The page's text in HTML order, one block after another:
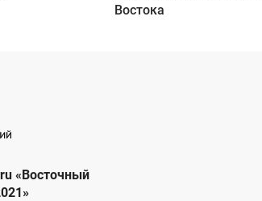
Востока
«Восточный